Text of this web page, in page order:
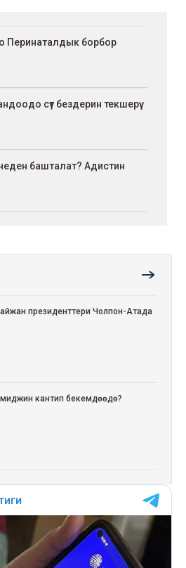
Перинаталдык борбор
сүт бездерин текшерүү
башталат? Адистин
президенттери Чолпон-Атада
кантип бекемдөөдө?